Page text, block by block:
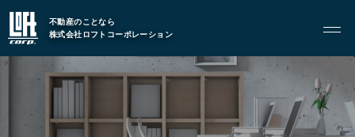
不動産のことなら
株式会社ロフトコーポレーション
GARAGE APART ガレージアパート
G CRAFT